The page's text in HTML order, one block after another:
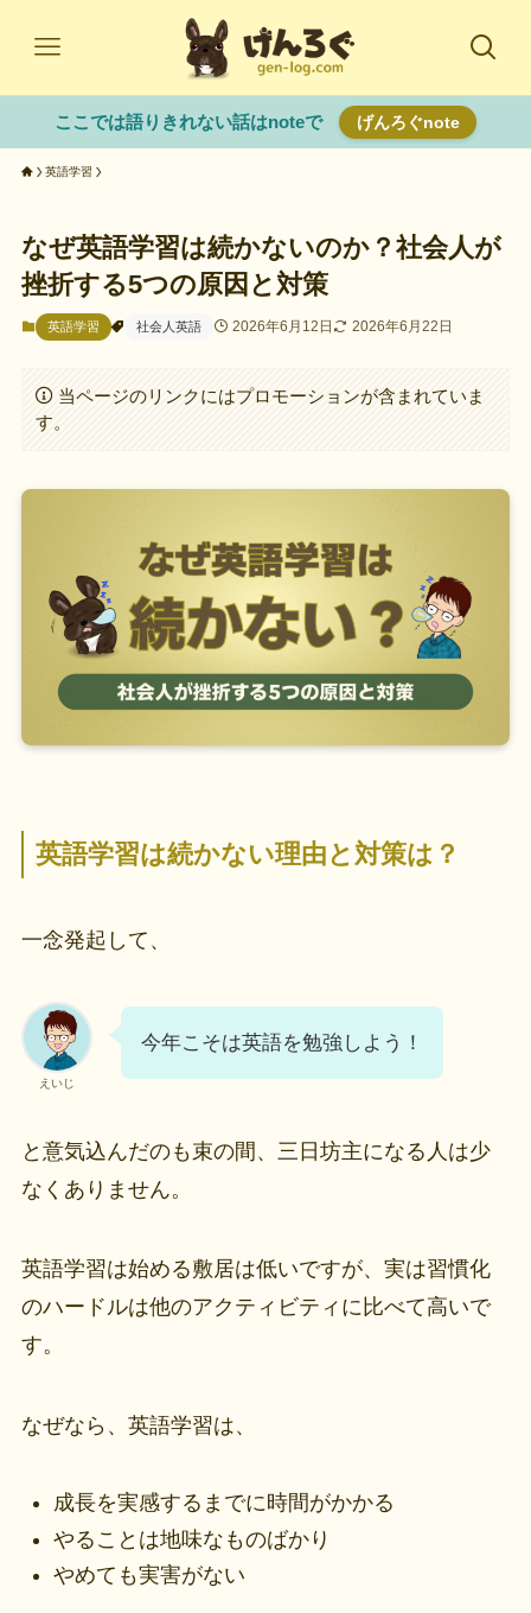
ここでは語りきれない話はnoteで げんろぐnote
英語学習
なぜ英語学習は続かないのか？社会人が
挫折する5つの原因と対策
英語学習 社会人英語 2026年6月12日 2026年6月22日
当ページのリンクにはプロモーションが含まれていま
す。
英語学習は続かない理由と対策は？
一念発起して、
えいじ
今年こそは英語を勉強しよう！
と意気込んだのも束の間、三日坊主になる人は少
なくありません。
英語学習は始める敷居は低いですが、実は習慣化
のハードルは他のアクティビティに比べて高いで
す。
なぜなら、英語学習は、
成長を実感するまでに時間がかかる
やることは地味なものばかり
やめても実害がない